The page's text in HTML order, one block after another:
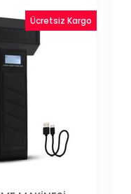
Ücretsiz Kargo